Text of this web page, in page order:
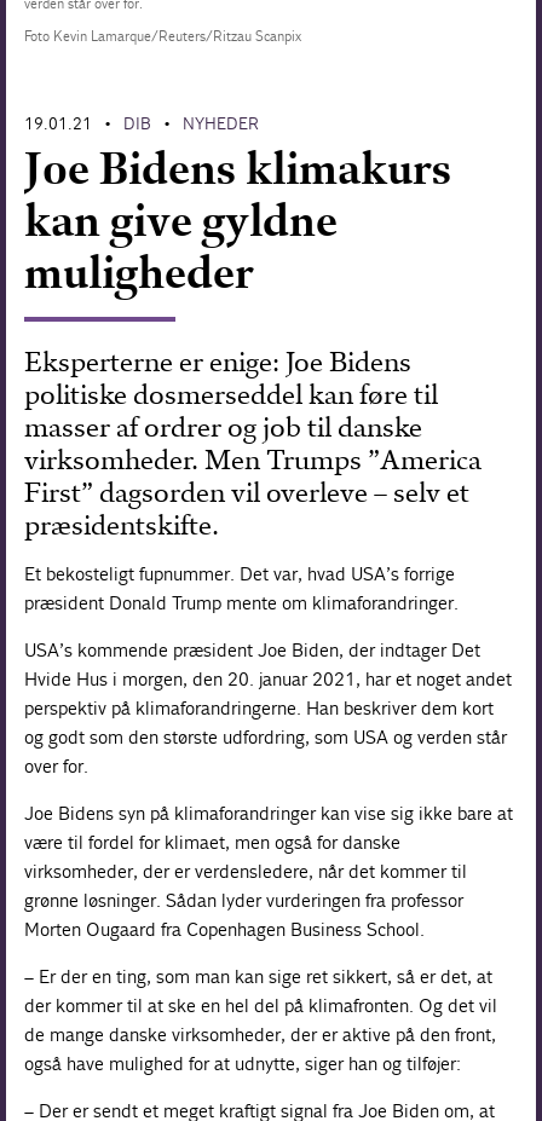
Forskning
Foto Kevin Lamarque/Reuters/Ritzau Scanpix
19.01.21 • DIB • NYHEDER
Joe Bidens klimakurs
kan give gyldne
muligheder
Eksperterne er enige: Joe Bidens
politiske dosmerseddel kan føre til
masser af ordrer og job til danske
virksomheder. Men Trumps ”America
First” dagsorden vil overleve – selv et
præsidentskifte.
Et bekosteligt fupnummer. Det var, hvad USA’s forrige
præsident Donald Trump mente om klimaforandringer.
USA’s kommende præsident Joe Biden, der indtager Det
Hvide Hus i morgen, den 20. januar 2021, har et noget andet
perspektiv på klimaforandringerne. Han beskriver dem kort
og godt som den største udfordring, som USA og verden står
over for.
Joe Bidens syn på klimaforandringer kan vise sig ikke bare at
være til fordel for klimaet, men også for danske
virksomheder, der er verdensledere, når det kommer til
grønne løsninger. Sådan lyder vurderingen fra professor
Morten Ougaard fra Copenhagen Business School.
– Er der en ting, som man kan sige ret sikkert, så er det, at
der kommer til at ske en hel del på klimafronten. Og det vil
de mange danske virksomheder, der er aktive på den front,
også have mulighed for at udnytte, siger han og tilføjer:
– Der er sendt et meget kraftigt signal fra Joe Biden om, at